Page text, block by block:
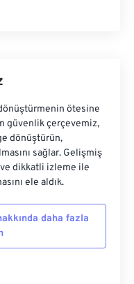
ötesine
güvenlik çerçevemiz,
dönüştürün,
sağlar. Gelişmiş
dikkatli izleme ile
ele aldık.
daha fazla